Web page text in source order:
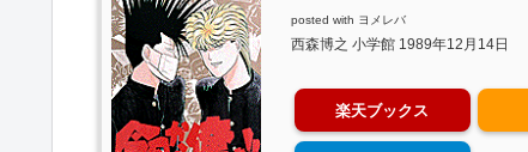
posted with ヨメレバ
西森博之 小学館 1989年12月14日
楽天ブックス